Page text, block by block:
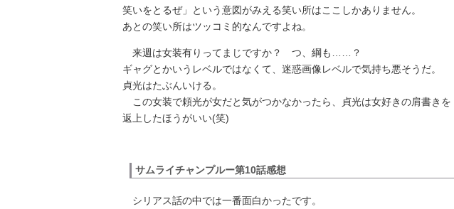
笑いをとるぜ」という意図がみえる笑い所はここしかありません。
あとの笑い所はツッコミ的なんですよね。
来週は女装有りってまじですか？ つ、綱も……？
ギャグとかいうレベルではなくて、迷惑画像レベルで気持ち悪そうだ。
貞光はたぶんいける。
この女装で頼光が女だと気がつかなかったら、貞光は女好きの肩書きを
返上したほうがいい(笑)
サムライチャンプルー第10話感想
シリアス話の中では一番面白かったです。